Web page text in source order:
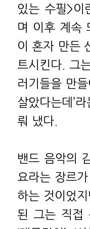
있는 수필>이
며 이후 계속
이 혼자 만든
트시킨다. 그
러기들을 만
살았다는데’
뤄 냈다.
밴드 음악의
요라는 장르
하는 것이었
된 그는 직접